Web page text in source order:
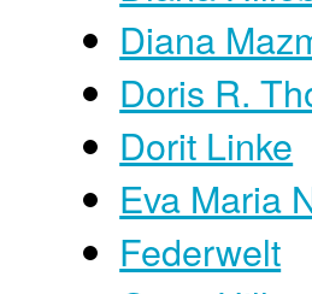
Diana
Doris R.
Dorit Linke
Eva Maria
Federwelt